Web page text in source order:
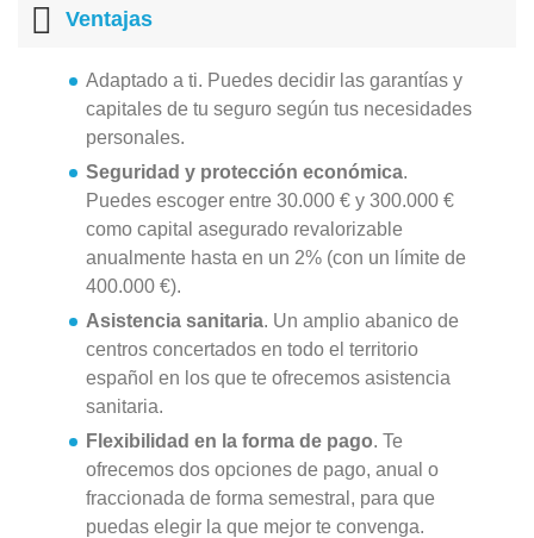
Ventajas
Adaptado a ti. Puedes decidir las garantías y
capitales de tu seguro según tus necesidades
personales.
Seguridad y protección económica.
Puedes escoger entre 30.000 € y 300.000 €
como capital asegurado revalorizable
anualmente hasta en un 2% (con un límite de
400.000 €).
Asistencia sanitaria. Un amplio abanico de
centros concertados en todo el territorio
español en los que te ofrecemos asistencia
sanitaria.
Flexibilidad en la forma de pago. Te
ofrecemos dos opciones de pago, anual o
fraccionada de forma semestral, para que
puedas elegir la que mejor te convenga.